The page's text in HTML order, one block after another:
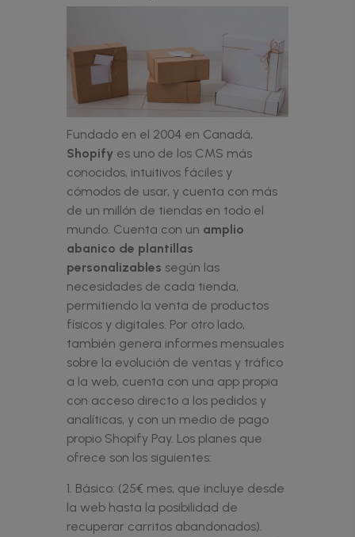
Fundado en el 2004 en Canadá,
Shopify es uno de los CMS más
conocidos, intuitivos fáciles y
cómodos de usar, y cuenta con más
de un millón de tiendas en todo el
mundo. Cuenta con un amplio
abanico de plantillas
personalizables según las
necesidades de cada tienda,
permitiendo la venta de productos
físicos y digitales. Por otro lado,
también genera informes mensuales
sobre la evolución de ventas y tráfico
a la web, cuenta con una app propia
con acceso directo a los pedidos y
analíticas, y con un medio de pago
propio Shopify Pay. Los planes que
ofrece son los siguientes:
Básico: (25€ mes, que incluye desde
la web hasta la posibilidad de
recuperar carritos abandonados).